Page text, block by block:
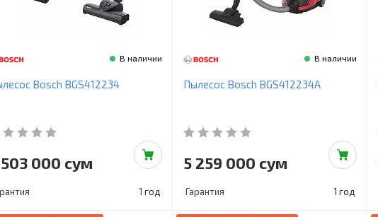
В наличии
Bosch BGS412234
000 сум
1 год
В наличии
Пылесос Bosch BGS412234A
5 259 000 сум
Гарантия 1 год